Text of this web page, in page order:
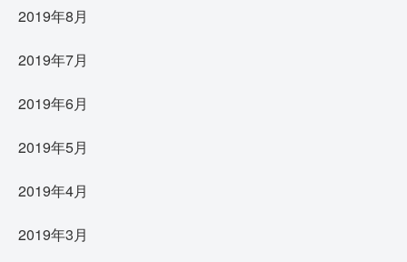
2019年8月
2019年7月
2019年6月
2019年5月
2019年4月
2019年3月